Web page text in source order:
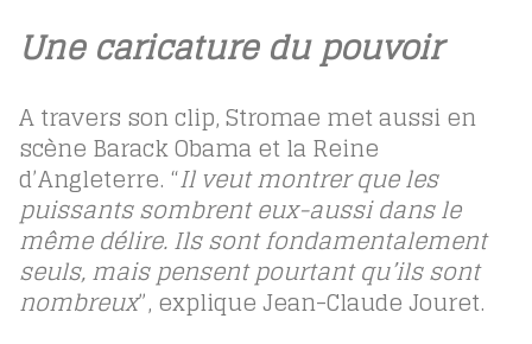
Une caricature du pouvoir
A travers son clip, Stromae met aussi en
scène Barack Obama et la Reine
d’Angleterre. “Il veut montrer que les
puissants sombrent eux-aussi dans le
même délire. Ils sont fondamentalement
seuls, mais pensent pourtant qu’ils sont
nombreux”, explique Jean-Claude Jouret.